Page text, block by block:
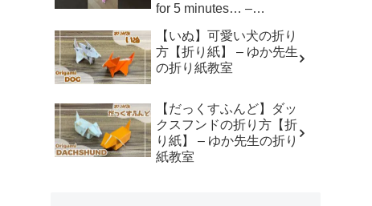
for 5 minutes… –
なヨーキーのたると。
【いぬ】可愛い犬の折り
方【折り紙】 – ゆか先生
の折り紙教室
【だっくすふんど】ダッ
クスフンドの折り方【折
り紙】 – ゆか先生の折り
紙教室